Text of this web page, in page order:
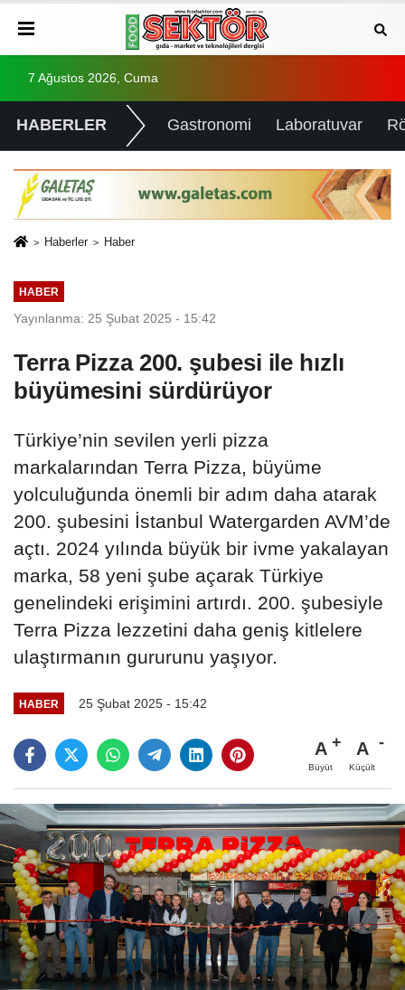
7 Ağustos 2026, Cuma
HABERLER Gastronomi Laboratuvar
Haberler Haber
HABER
Yayınlanma: 25 Şubat 2025 - 15:42
Terra Pizza 200. şubesi ile hızlı
büyümesini sürdürüyor
Türkiye’nin sevilen yerli pizza
markalarından Terra Pizza, büyüme
yolculuğunda önemli bir adım daha atarak
200. şubesini İstanbul Watergarden AVM’de
açtı. 2024 yılında büyük bir ivme yakalayan
marka, 58 yeni şube açarak Türkiye
genelindeki erişimini artırdı. 200. şubesiyle
Terra Pizza lezzetini daha geniş kitlelere
ulaştırmanın gururunu yaşıyor.
HABER 25 Şubat 2025 - 15:42
A
Büyüt
A
Küçült